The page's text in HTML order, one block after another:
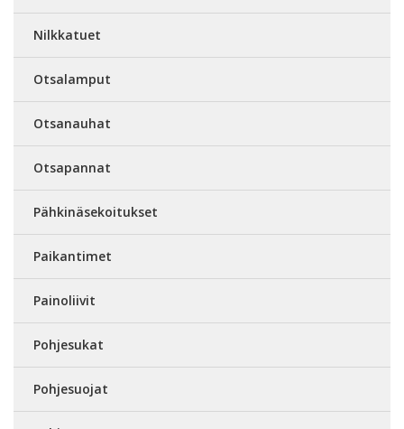
Nilkkatuet
Otsalamput
Otsanauhat
Otsapannat
Pähkinäsekoitukset
Paikantimet
Painoliivit
Pohjesukat
Pohjesuojat